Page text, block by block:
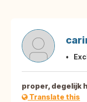
proper, degelijk
Translate this